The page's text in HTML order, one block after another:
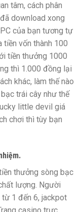
tâm, cách phân
download xong
của bạn tương tự
tiền vốn thành 100
tiền thưởng 1000
thì 1.000 đồng lại
khác, làm thế nào
trái cây như thế
little devil giá
chơi thì tùy bạn
thưởng sòng bạc
lượng. Người
1 đến 6, jackpot